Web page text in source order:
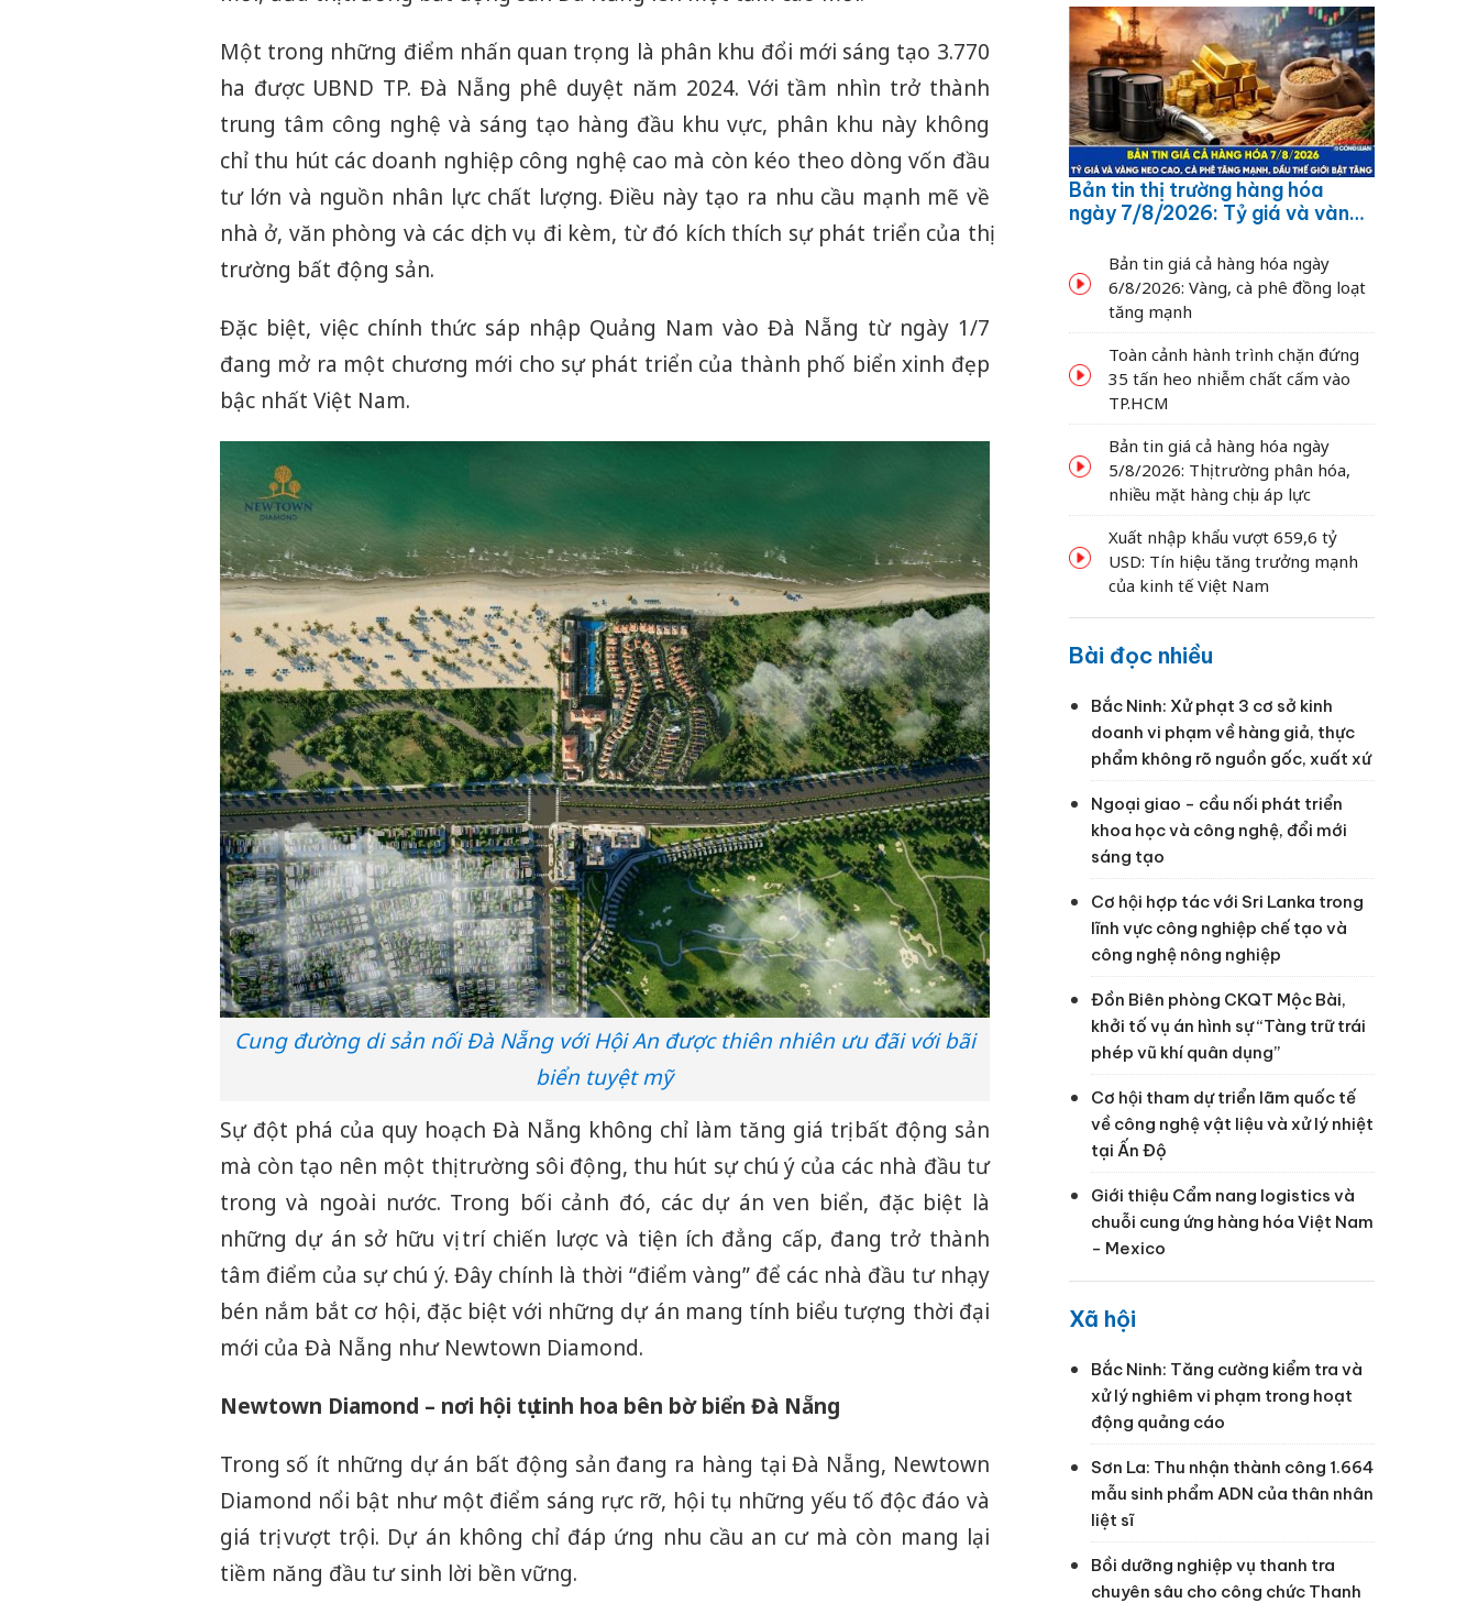
Một trong những điểm nhấn quan trọng là phân khu đổi mới sáng tạo 3.770
ha được UBND TP. Đà Nẵng phê duyệt năm 2024. Với tầm nhìn trở thành
trung tâm công nghệ và sáng tạo hàng đầu khu vực, phân khu này không
chỉ thu hút các doanh nghiệp công nghệ cao mà còn kéo theo dòng vốn đầu
tư lớn và nguồn nhân lực chất lượng. Điều này tạo ra nhu cầu mạnh mẽ về
nhà ở, văn phòng và các dịch vụ đi kèm, từ đó kích thích sự phát triển của thị
trường bất động sản.
Đặc biệt, việc chính thức sáp nhập Quảng Nam vào Đà Nẵng từ ngày 1/7
đang mở ra một chương mới cho sự phát triển của thành phố biển xinh đẹp
bậc nhất Việt Nam.
Cung đường di sản nối Đà Nẵng với Hội An được thiên nhiên ưu đãi với bãi
biển tuyệt mỹ
Sự đột phá của quy hoạch Đà Nẵng không chỉ làm tăng giá trị bất động sản
mà còn tạo nên một thị trường sôi động, thu hút sự chú ý của các nhà đầu tư
trong và ngoài nước. Trong bối cảnh đó, các dự án ven biển, đặc biệt là
những dự án sở hữu vị trí chiến lược và tiện ích đẳng cấp, đang trở thành
tâm điểm của sự chú ý. Đây chính là thời “điểm vàng” để các nhà đầu tư nhạy
bén nắm bắt cơ hội, đặc biệt với những dự án mang tính biểu tượng thời đại
mới của Đà Nẵng như Newtown Diamond.
Newtown Diamond – nơi hội tụ tinh hoa bên bờ biển Đà Nẵng
Trong số ít những dự án bất động sản đang ra hàng tại Đà Nẵng, Newtown
Diamond nổi bật như một điểm sáng rực rỡ, hội tụ những yếu tố độc đáo và
giá trị vượt trội. Dự án không chỉ đáp ứng nhu cầu an cư mà còn mang lại
tiềm năng đầu tư sinh lời bền vững.
Bản tin thị trường hàng hóa
ngày 7/8/2026: Tỷ giá và vàng
dầu thế giới bật tăng
Bản tin giá cả hàng hóa ngày
6/8/2026: Vàng, cà phê đồng loạt
tăng mạnh
Toàn cảnh hành trình chặn đứng
35 tấn heo nhiễm chất cấm vào
TP.HCM
Bản tin giá cả hàng hóa ngày
5/8/2026: Thị trường phân hóa,
nhiều mặt hàng chịu áp lực
Xuất nhập khẩu vượt 659,6 tỷ
USD: Tín hiệu tăng trưởng mạnh
của kinh tế Việt Nam
Bài đọc nhiều
Bắc Ninh: Xử phạt 3 cơ sở kinh
doanh vi phạm về hàng giả, thực
phẩm không rõ nguồn gốc, xuất xứ
Ngoại giao - cầu nối phát triển
khoa học và công nghệ, đổi mới
sáng tạo
Cơ hội hợp tác với Sri Lanka trong
lĩnh vực công nghiệp chế tạo và
công nghệ nông nghiệp
Đồn Biên phòng CKQT Mộc Bài,
khởi tố vụ án hình sự “Tàng trữ trái
phép vũ khí quân dụng”
Cơ hội tham dự triển lãm quốc tế
về công nghệ vật liệu và xử lý nhiệt
tại Ấn Độ
Giới thiệu Cẩm nang logistics và
chuỗi cung ứng hàng hóa Việt Nam
- Mexico
Xã hội
Bắc Ninh: Tăng cường kiểm tra và
xử lý nghiêm vi phạm trong hoạt
động quảng cáo
Sơn La: Thu nhận thành công 1.664
mẫu sinh phẩm ADN của thân nhân
liệt sĩ
Bồi dưỡng nghiệp vụ thanh tra
chuyên sâu cho công chức Thanh